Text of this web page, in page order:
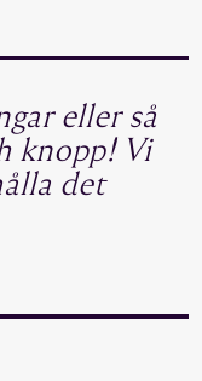
eller så
knopp! Vi
det